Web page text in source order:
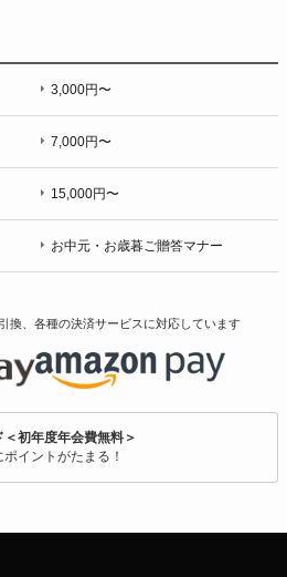
3,000円〜
7,000円〜
15,000円〜
お中元・お歳暮ご贈答マナー
換、各種の決済サービスに対応しています
＜初年度年会費無料＞
イントがたまる！